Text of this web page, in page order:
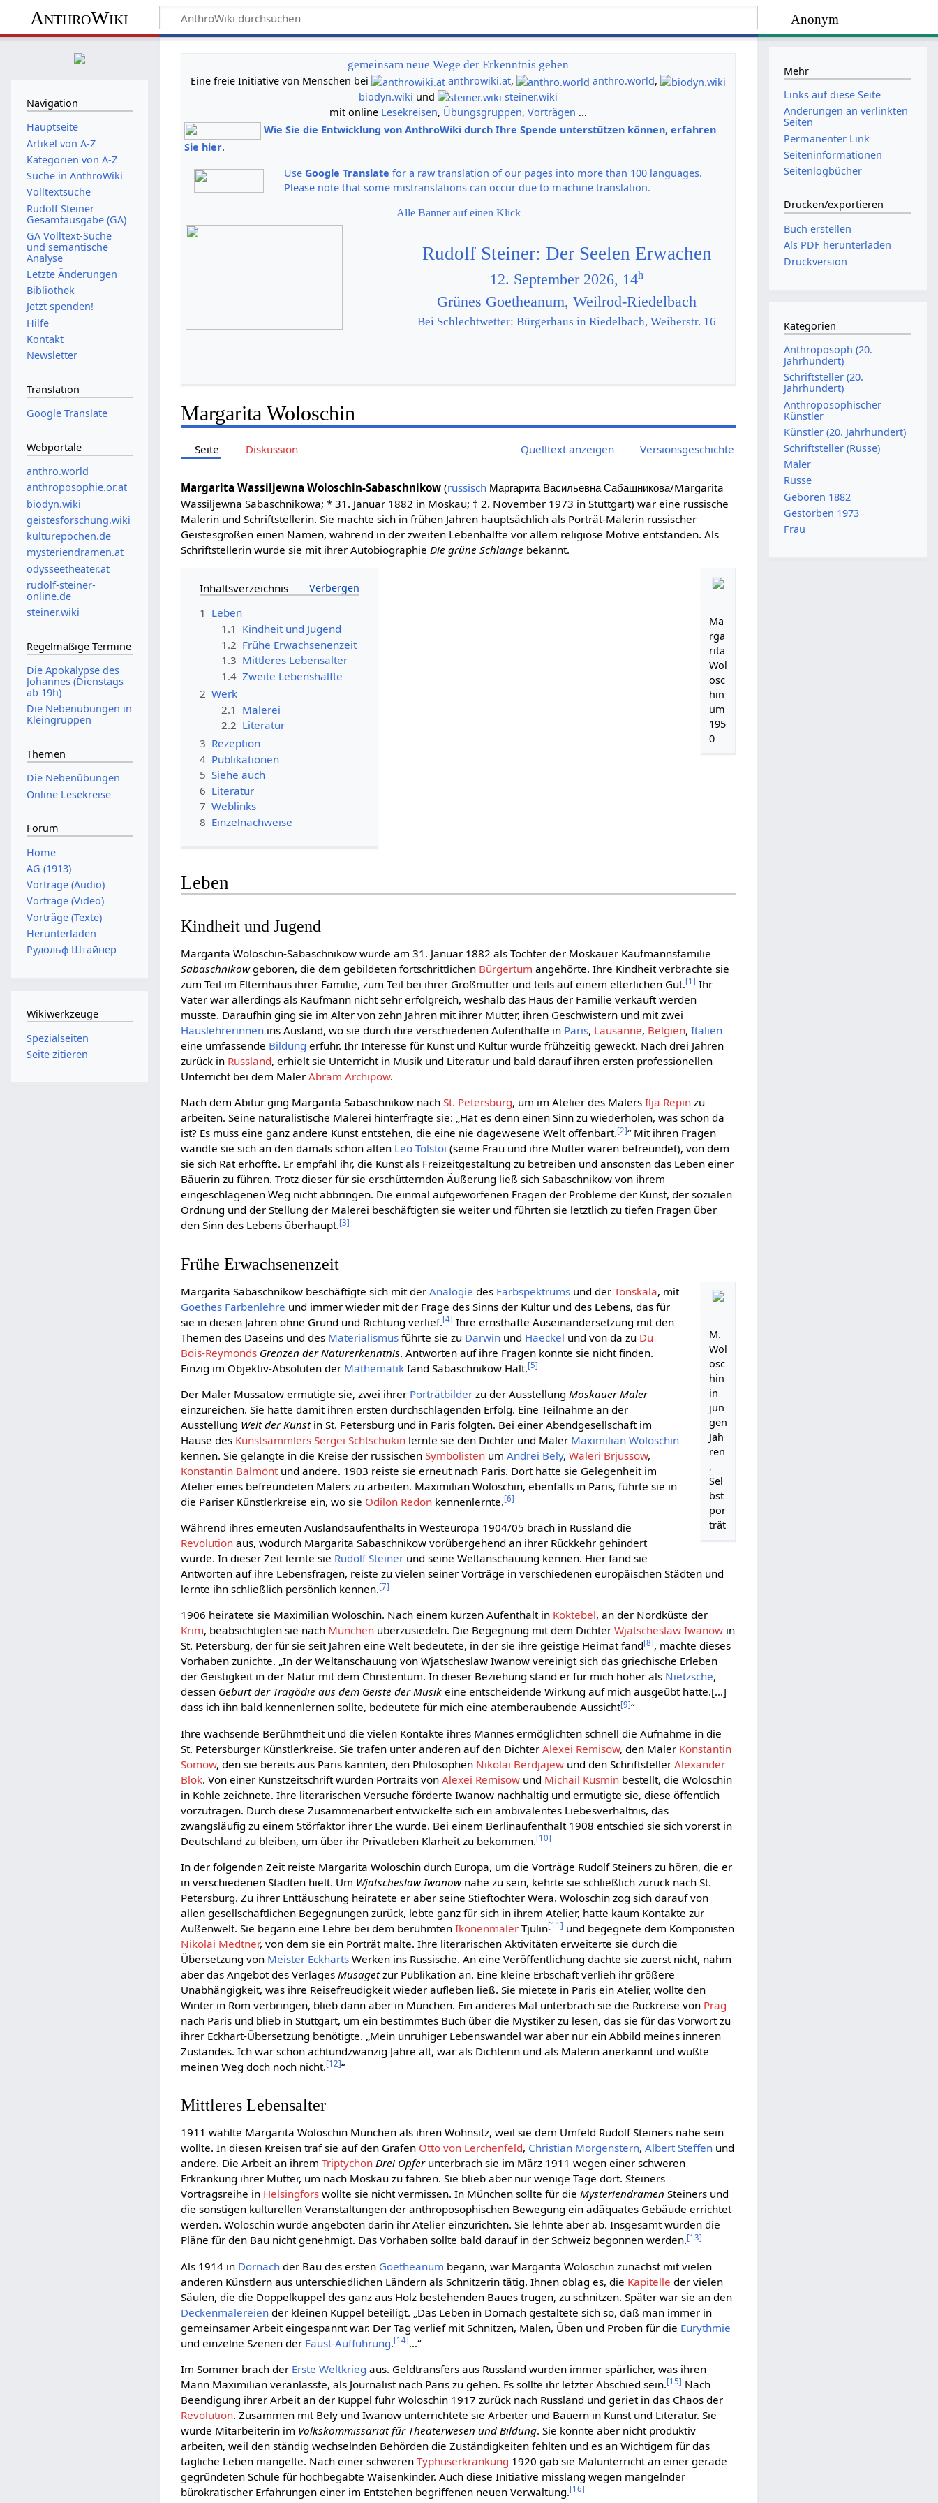
Anonym
AnthroWiki
gemeinsam neue Wege der Erkenntnis gehen
Eine freie Initiative von Menschen bei
anthrowiki.at, anthro.world,
biodyn.wiki und
steiner.wiki
mit online Lesekreisen, Übungsgruppen,Vorträgen ...
Wie Sie die Entwicklung von AnthroWiki durch Ihre Spende unterstützen können, erfahren
Sie hier.
UseGoogle Translate for a raw translation of our pages into more than 100 languages.
Please note that some mistranslations can occur due to machine translation.
Alle Banner auf einen Klick
Rudolf Steiner: Der Seelen Erwachen
12. September 2026, 14h
Grünes Goetheanum, Weilrod-Riedelbach
Bei Schlechtwetter: Bürgerhaus in Riedelbach, Weiherstr. 16
Margarita Woloschin
Seite Diskussion Quelltext anzeigen Versionsgeschichte
Margarita Wassiljewna Woloschin-Sabaschnikow (russisch Маргарита Васильевна Сабашникова/Margarita
Wassiljewna Sabaschnikowa; * 31. Januar 1882 in Moskau; † 2. November 1973 in Stuttgart) war eine russische
Malerin und Schriftstellerin. Sie machte sich in frühen Jahren hauptsächlich als Porträt-Malerin russischer
Geistesgrößen einen Namen, während in der zweiten Lebenhälfte vor allem religiöse Motive entstanden. Als
Schriftstellerin wurde sie mit ihrer AutobiographieDie grüne Schlange bekannt.
Ma
rga
rita
Wol
osc
hin
um
195
0
Inhaltsverzeichnis
1 Leben
1.1 Kindheit und Jugend
1.2 Frühe Erwachsenenzeit
1.3 Mittleres Lebensalter
1.4 Zweite Lebenshälfte
2 Werk
2.1 Malerei
2.2 Literatur
3 Rezeption
4 Publikationen
5 Siehe auch
6 Literatur
7 Weblinks
8 Einzelnachweise
Leben
Kindheit und Jugend
Margarita Woloschin-Sabaschnikow wurde am 31. Januar 1882 als Tochter der Moskauer Kaufmannsfamilie
Sabaschnikowgeboren, die dem gebildeten fortschrittlichen Bürgertum angehörte. Ihre Kindheit verbrachte sie
zum Teil im Elternhaus ihrer Familie, zum Teil bei ihrer Großmutter und teils auf einem elterlichen Gut.[1] Ihr
Vater war allerdings als Kaufmann nicht sehr erfolgreich, weshalb das Haus der Familie verkauft werden
musste. Daraufhin ging sie im Alter von zehn Jahren mit ihrer Mutter, ihren Geschwistern und mit zwei
Hauslehrerinnen ins Ausland, wo sie durch ihre verschiedenen Aufenthalte in Paris, Lausanne, Belgien,Italien
eine umfassende Bildung erfuhr. Ihr Interesse für Kunst und Kultur wurde frühzeitig geweckt. Nach drei Jahren
zurück in Russland, erhielt sie Unterricht in Musik und Literatur und bald darauf ihren ersten professionellen
Unterricht bei dem MalerAbram Archipow.
Nach dem Abitur ging Margarita Sabaschnikow nachSt. Petersburg, um im Atelier des MalersIlja Repin zu
arbeiten. Seine naturalistische Malerei hinterfragte sie: „Hat es denn einen Sinn zu wiederholen, was schon da
ist? Es muss eine ganz andere Kunst entstehen, die eine nie dagewesene Welt offenbart.[2]“ Mit ihren Fragen
wandte sie sich an den damals schon alten Leo Tolstoi (seine Frau und ihre Mutter waren befreundet), von dem
sie sich Rat erhoffte. Er empfahl ihr, die Kunst als Freizeitgestaltung zu betreiben und ansonsten das Leben einer
Bäuerin zu führen. Trotz dieser für sie erschütternden Äußerung ließ sich Sabaschnikow von ihrem
eingeschlagenen Weg nicht abbringen. Die einmal aufgeworfenen Fragen der Probleme der Kunst, der sozialen
Ordnung und der Stellung der Malerei beschäftigten sie weiter und führten sie letztlich zu tiefen Fragen über
den Sinn des Lebens überhaupt.[3]
Frühe Erwachsenenzeit
M.
Wol
osc
hin
in
jun
gen
Jah
ren
,
Sel
bst
por
trät
Margarita Sabaschnikow beschäftigte sich mit derAnalogie des Farbspektrums und derTonskala, mit
Goethes Farbenlehre und immer wieder mit der Frage des Sinns der Kultur und des Lebens, das für
sie in diesen Jahren ohne Grund und Richtung verlief.[4] Ihre ernsthafte Auseinandersetzung mit den
Themen des Daseins und des Materialismus führte sie zu Darwin und Haeckel und von da zu Du
Bois-Reymonds Grenzen der Naturerkenntnis. Antworten auf ihre Fragen konnte sie nicht finden.
Einzig im Objektiv-Absoluten der Mathematik fand Sabaschnikow Halt.[5]
Der Maler Mussatow ermutigte sie, zwei ihrer Porträtbilder zu der AusstellungMoskauer Maler
einzureichen. Sie hatte damit ihren ersten durchschlagenden Erfolg. Eine Teilnahme an der
Ausstellung Welt der Kunstin St. Petersburg und in Paris folgten. Bei einer Abendgesellschaft im
Hause des Kunstsammlers Sergei Schtschukin lernte sie den Dichter und Maler Maximilian Woloschin
kennen. Sie gelangte in die Kreise der russischenSymbolisten umAndrei Bely,Waleri Brjussow,
Konstantin Balmontund andere. 1903 reiste sie erneut nach Paris. Dort hatte sie Gelegenheit im
Atelier eines befreundeten Malers zu arbeiten. Maximilian Woloschin, ebenfalls in Paris, führte sie in
die Pariser Künstlerkreise ein, wo sie Odilon Redon kennenlernte.[6]
Während ihres erneuten Auslandsaufenthalts in Westeuropa 1904/05 brach in Russland die
Revolution aus, wodurch Margarita Sabaschnikow vorübergehend an ihrer Rückkehr gehindert
wurde. In dieser Zeit lernte sie Rudolf Steiner und seine Weltanschauung kennen. Hier fand sie
Antworten auf ihre Lebensfragen, reiste zu vielen seiner Vorträge in verschiedenen europäischen Städten und
lernte ihn schließlich persönlich kennen.[7]
1906 heiratete sie Maximilian Woloschin. Nach einem kurzen Aufenthalt in Koktebel, an der Nordküste der
Krim, beabsichtigten sie nach München überzusiedeln. Die Begegnung mit dem DichterWjatscheslaw Iwanow in
St. Petersburg, der für sie seit Jahren eine Welt bedeutete, in der sie ihre geistige Heimat fand[8], machte dieses
Vorhaben zunichte. „In der Weltanschauung von Wjatscheslaw Iwanow vereinigt sich das griechische Erleben
der Geistigkeit in der Natur mit dem Christentum. In dieser Beziehung stand er für mich höher als Nietzsche,
dessen Geburt der Tragödie aus dem Geiste der Musik eine entscheidende Wirkung auf mich ausgeübt hatte.[…]
dass ich ihn bald kennenlernen sollte, bedeutete für mich eine atemberaubende Aussicht[9]“
Ihre wachsende Berühmtheit und die vielen Kontakte ihres Mannes ermöglichten schnell die Aufnahme in die
St. Petersburger Künstlerkreise. Sie trafen unter anderen auf den DichterAlexei Remisow, den Maler Konstantin
Somow, den sie bereits aus Paris kannten, den Philosophen Nikolai Berdjajew und den SchriftstellerAlexander
Blok. Von einer Kunstzeitschrift wurden Portraits vonAlexei Remisow und Michail Kusmin bestellt, die Woloschin
in Kohle zeichnete. Ihre literarischen Versuche förderte Iwanow nachhaltig und ermutigte sie, diese öffentlich
vorzutragen. Durch diese Zusammenarbeit entwickelte sich ein ambivalentes Liebesverhältnis, das
zwangsläufig zu einem Störfaktor ihrer Ehe wurde. Bei einem Berlinaufenthalt 1908 entschied sie sich vorerst in
Deutschland zu bleiben, um über ihr Privatleben Klarheit zu bekommen.[10]
In der folgenden Zeit reiste Margarita Woloschin durch Europa, um die Vorträge Rudolf Steiners zu hören, die er
in verschiedenen Städten hielt. Um Wjatscheslaw Iwanownahe zu sein, kehrte sie schließlich zurück nach St.
Petersburg. Zu ihrer Enttäuschung heiratete er aber seine Stieftochter Wera. Woloschin zog sich darauf von
allen gesellschaftlichen Begegnungen zurück, lebte ganz für sich in ihrem Atelier, hatte kaum Kontakte zur
Außenwelt. Sie begann eine Lehre bei dem berühmtenIkonenmaler Tjulin[11] und begegnete dem Komponisten
Nikolai Medtner, von dem sie ein Porträt malte. Ihre literarischen Aktivitäten erweiterte sie durch die
Übersetzung von Meister Eckharts Werken ins Russische. An eine Veröffentlichung dachte sie zuerst nicht, nahm
aber das Angebot des Verlages Musagetzur Publikation an. Eine kleine Erbschaft verlieh ihr größere
Unabhängigkeit, was ihre Reisefreudigkeit wieder aufleben ließ. Sie mietete in Paris ein Atelier, wollte den
Winter in Rom verbringen, blieb dann aber in München. Ein anderes Mal unterbrach sie die Rückreise von Prag
nach Paris und blieb in Stuttgart, um ein bestimmtes Buch über die Mystiker zu lesen, das sie für das Vorwort zu
ihrer Eckhart-Übersetzung benötigte. „Mein unruhiger Lebenswandel war aber nur ein Abbild meines inneren
Zustandes. Ich war schon achtundzwanzig Jahre alt, war als Dichterin und als Malerin anerkannt und wußte
meinen Weg doch noch nicht.[12]“
Mittleres Lebensalter
1911 wählte Margarita Woloschin München als ihren Wohnsitz, weil sie dem Umfeld Rudolf Steiners nahe sein
wollte. In diesen Kreisen traf sie auf den Grafen Otto von Lerchenfeld, Christian Morgenstern,Albert Steffen und
andere. Die Arbeit an ihremTriptychon Drei Opferunterbrach sie im März 1911 wegen einer schweren
Erkrankung ihrer Mutter, um nach Moskau zu fahren. Sie blieb aber nur wenige Tage dort. Steiners
Vortragsreihe in Helsingfors wollte sie nicht vermissen. In München sollte für dieMysteriendramen Steiners und
die sonstigen kulturellen Veranstaltungen der anthroposophischen Bewegung ein adäquates Gebäude errichtet
werden. Woloschin wurde angeboten darin ihr Atelier einzurichten. Sie lehnte aber ab. Insgesamt wurden die
Pläne für den Bau nicht genehmigt. Das Vorhaben sollte bald darauf in der Schweiz begonnen werden.[13]
Als 1914 in Dornach der Bau des ersten Goetheanum begann, war Margarita Woloschin zunächst mit vielen
anderen Künstlern aus unterschiedlichen Ländern als Schnitzerin tätig. Ihnen oblag es, die Kapitelle der vielen
Säulen, die die Doppelkuppel des ganz aus Holz bestehenden Baues trugen, zu schnitzen. Später war sie an den
Deckenmalereien der kleinen Kuppel beteiligt. „Das Leben in Dornach gestaltete sich so, daß man immer in
gemeinsamer Arbeit eingespannt war. Der Tag verlief mit Schnitzen, Malen, Üben und Proben für die Eurythmie
und einzelne Szenen der Faust-Aufführung.[14]…“
Im Sommer brach der Erste Weltkrieg aus. Geldtransfers aus Russland wurden immer spärlicher, was ihren
Mann Maximilian veranlasste, als Journalist nach Paris zu gehen. Es sollte ihr letzter Abschied sein.[15] Nach
Beendigung ihrer Arbeit an der Kuppel fuhr Woloschin 1917 zurück nach Russland und geriet in das Chaos der
Revolution. Zusammen mit Bely und Iwanow unterrichtete sie Arbeiter und Bauern in Kunst und Literatur. Sie
wurde Mitarbeiterin im Volkskommissariat für Theaterwesen und Bildung. Sie konnte aber nicht produktiv
arbeiten, weil den ständig wechselnden Behörden die Zuständigkeiten fehlten und es an Wichtigem für das
tägliche Leben mangelte. Nach einer schwerenTyphuserkrankung 1920 gab sie Malunterricht an einer gerade
gegründeten Schule für hochbegabte Waisenkinder. Auch diese Initiative misslang wegen mangelnder
bürokratischer Erfahrungen einer im Entstehen begriffenen neuen Verwaltung.[16]
Navigation
Hauptseite
Artikel von A-Z
Kategorien von A-Z
Suche in AnthroWiki
Volltextsuche
Rudolf Steiner
Gesamtausgabe (GA)
GA Volltext-Suche
und semantische
Analyse
Letzte Änderungen
Bibliothek
Jetzt spenden!
Hilfe
Kontakt
Newsletter
Translation
Google Translate
Webportale
anthro.world
anthroposophie.or.at
biodyn.wiki
geistesforschung.wiki
kulturepochen.de
mysteriendramen.at
odysseetheater.at
rudolf-steiner-
online.de
steiner.wiki
Regelmäßige Termine
Die Apokalypse des
Johannes (Dienstags
ab 19h)
Die Nebenübungen in
Kleingruppen
Themen
Die Nebenübungen
Online Lesekreise
Forum
Home
AG (1913)
Vorträge (Audio)
Vorträge (Video)
Vorträge (Texte)
Herunterladen
Рудольф Штайнер
Wikiwerkzeuge
Spezialseiten
Seite zitieren
Mehr
Links auf diese Seite
Änderungen an verlinkten
Seiten
Permanenter Link
Seiten­­informationen
Seitenlogbücher
Drucken/­exportieren
Buch erstellen
Als PDF herunterladen
Druckversion
Kategorien
Anthroposoph (20.
Jahrhundert)
Schriftsteller (20.
Jahrhundert)
Anthroposophischer
Künstler
Künstler (20. Jahrhundert)
Schriftsteller (Russe)
Maler
Russe
Geboren 1882
Gestorben 1973
Frau